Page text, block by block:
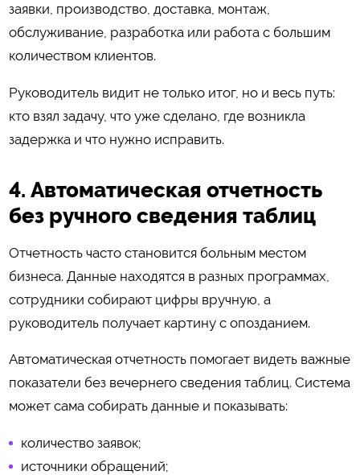
заявки, производство, доставка, монтаж,
обслуживание, разработка или работа с большим
количеством клиентов.
Руководитель видит не только итог, но и весь путь:
кто взял задачу, что уже сделано, где возникла
задержка и что нужно исправить.
4. Автоматическая отчетность
без ручного сведения таблиц
Отчетность часто становится больным местом
бизнеса. Данные находятся в разных программах,
сотрудники собирают цифры вручную, а
руководитель получает картину с опозданием.
Автоматическая отчетность помогает видеть важные
показатели без вечернего сведения таблиц. Система
может сама собирать данные и показывать:
количество заявок;
источники обращений;